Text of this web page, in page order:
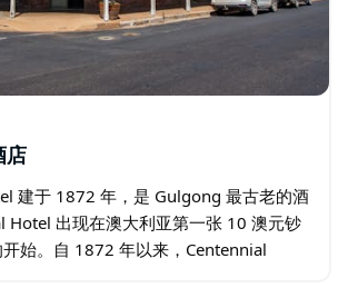
店
建于 1872 年，是 Gulgong 最古老的酒
Hotel 出现在澳大利亚第一张 10 澳元钞
始。自 1872 年以来，Centennial